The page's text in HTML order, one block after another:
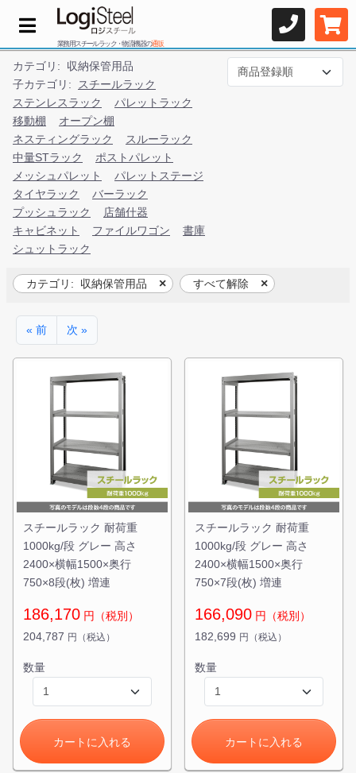
業務用スチールラック・物流機器の通販
カテゴリ:
収納保管用品
子カテゴリ:
スチールラック
ステンレスラック
パレットラック
移動棚
オープン棚
ネスティングラック
スルーラック
中量STラック
ポストパレット
メッシュパレット
パレットステージ
タイヤラック
バーラック
プッシュラック
店舗什器
キャビネット
ファイルワゴン
書庫
シュットラック
カテゴリ: 収納保管用品 すべて解除
« 前 次 »
スチールラック 耐荷重
1000kg/段 グレー 高さ
2400×横幅1500×奥行
750×8段(枚) 増連
186,170 円（税別）
204,787 円（税込）
数量
カートに入れる
スチールラック 耐荷重
1000kg/段 グレー 高さ
2400×横幅1500×奥行
750×7段(枚) 増連
166,090 円（税別）
182,699 円（税込）
数量
カートに入れる